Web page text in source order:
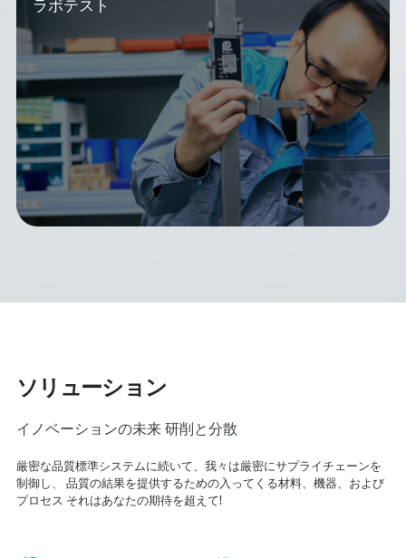
ラボテスト
ソリューション
イノベーションの未来 研削と分散
厳密な品質標準システムに続いて、我々は厳密にサプライチェーンを
制御し、 品質の結果を提供するための入ってくる材料、機器、および
プロセス それはあなたの期待を超えて!